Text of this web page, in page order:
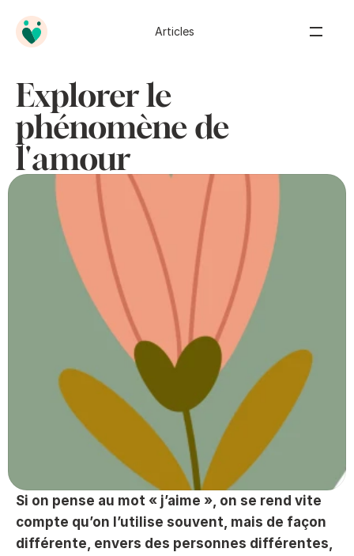
Articles
Explorer le
phénomène de
l'amour
Si on pense au mot « j’aime », on se rend vite
compte qu’on l’utilise souvent, mais de façon
différente, envers des personnes différentes,